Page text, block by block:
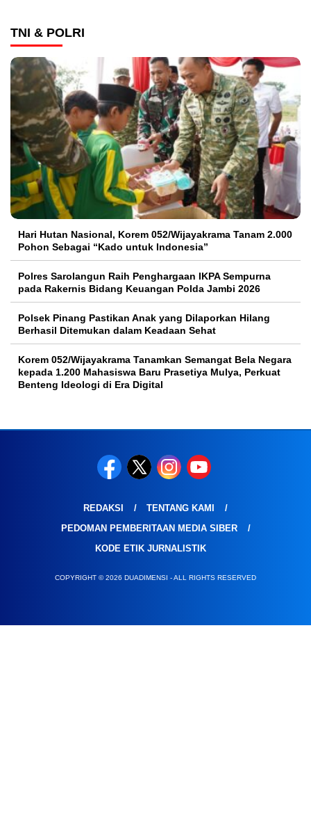
TNI & POLRI
Hari Hutan Nasional, Korem 052/Wijayakrama Tanam 2.000
Pohon Sebagai “Kado untuk Indonesia”
Polres Sarolangun Raih Penghargaan IKPA Sempurna
pada Rakernis Bidang Keuangan Polda Jambi 2026
Polsek Pinang Pastikan Anak yang Dilaporkan Hilang
Berhasil Ditemukan dalam Keadaan Sehat
Korem 052/Wijayakrama Tanamkan Semangat Bela Negara
kepada 1.200 Mahasiswa Baru Prasetiya Mulya, Perkuat
Benteng Ideologi di Era Digital
REDAKSI
TENTANG KAMI
PEDOMAN PEMBERITAAN MEDIA SIBER
KODE ETIK JURNALISTIK
COPYRIGHT © 2026 DUADIMENSI - ALL RIGHTS RESERVED